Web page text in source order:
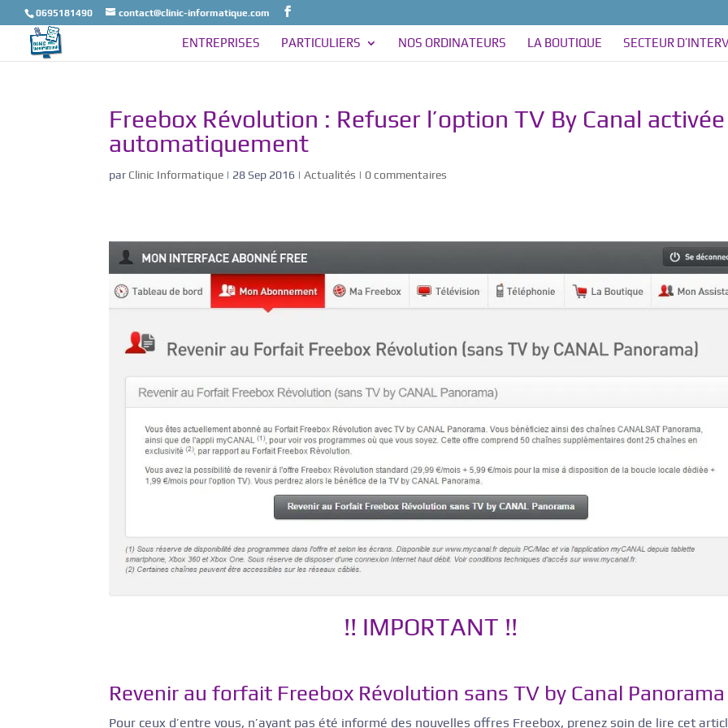
0695181490 contact@clinic-informatique.com
ENTREPRISES PARTICULIERS NOS ORDINATEURS LA BOUTIQUE SECTEUR
Freebox Révolution : Refuser l’option TV By Canal activée
automatiquement
par Clinic Informatique | 28 Sep 2016 |Actualités | 0 commentaires
!! IMPORTANT !!
Revenir au forfait Freebox Révolution sans TV by Canal Panorama
Pour ceux d’entre vous, n’ayant pas été informé des nouvelles offres Freebox, prenez soin de lire cet